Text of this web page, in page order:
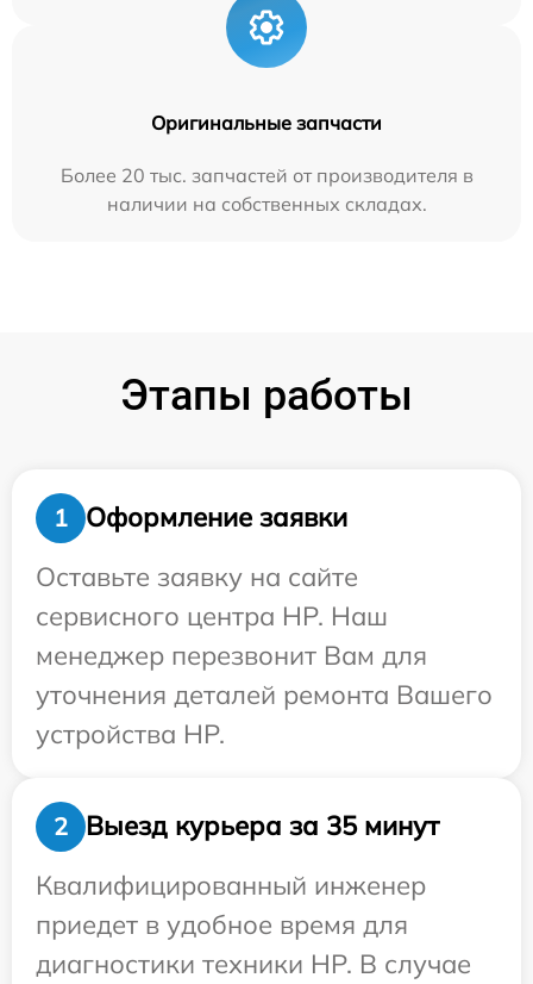
Оригинальные запчасти
Более 20 тыс. запчастей от производителя в
наличии на собственных складах.
Этапы работы
1
Оформление заявки
Оставьте заявку на сайте
сервисного центра HP. Наш
менеджер перезвонит Вам для
уточнения деталей ремонта Вашего
устройства HP.
2
Выезд курьера за 35 минут
Квалифицированный инженер
приедет в удобное время для
диагностики техники HP. В случае